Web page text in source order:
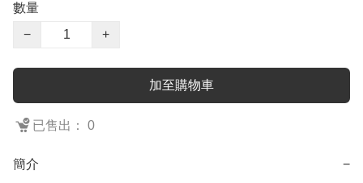
數量
−
+
加至購物車
已售出： 0
簡介 −